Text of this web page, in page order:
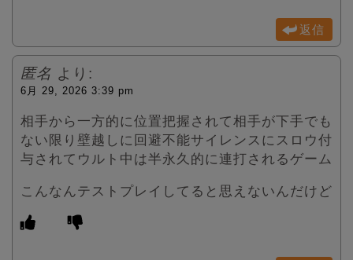
返信
匿名 より:
6月 29, 2026 3:39 pm
相手から一方的に位置把握されて相手が下手でも
ない限り壁越しに回避不能サイレンスにスロウ付
与されてウルト中は半永久的に連打されるゲーム
こんなんテストプレイしてると思えないんだけど